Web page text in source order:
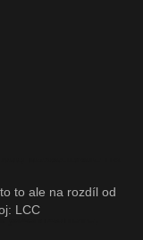
to ale na rozdíl od
LCC